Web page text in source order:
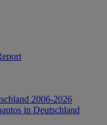
2006-2026
in Deutschland